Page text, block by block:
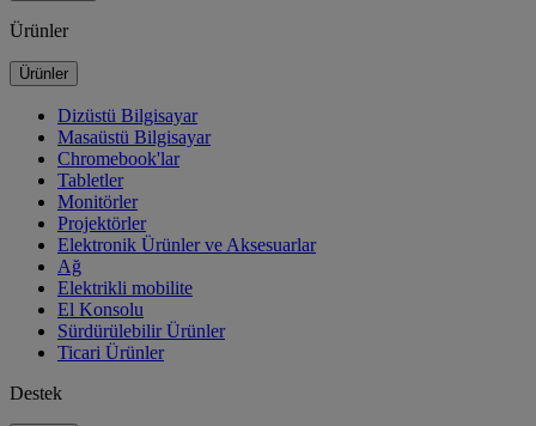
Ürünler
Ürünler
Dizüstü Bilgisayar
Masaüstü Bilgisayar
Chromebook'lar
Tabletler
Monitörler
Projektörler
Elektronik Ürünler ve Aksesuarlar
Ağ
Elektrikli mobilite
El Konsolu
Sürdürülebilir Ürünler
Ticari Ürünler
Destek